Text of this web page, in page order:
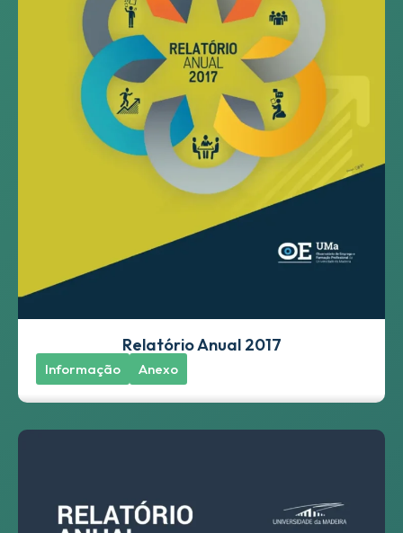
Relatório Anual 2017
Informação Anexo